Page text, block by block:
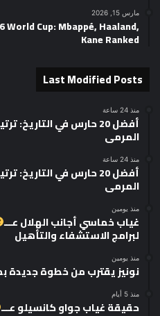
مارس 15, 2026
Cup: Mbappé, Haaland,
Kane Ranked
Last Modified Posts
منذ 24 ساعة
أفضل 20 حارس في
المرمى
منذ 24 ساعة
أفضل 20 حارس في
المرمى
منذ يومين
غياب خماسي أجانب الهلال عـــ
لبرامج الاستشفاء والتأهيل
منذ يومين
نونيز يقترب من خطوة جديدة
منذ 5 أيام
حقيقة غياب جواو كانسيلو عـــ